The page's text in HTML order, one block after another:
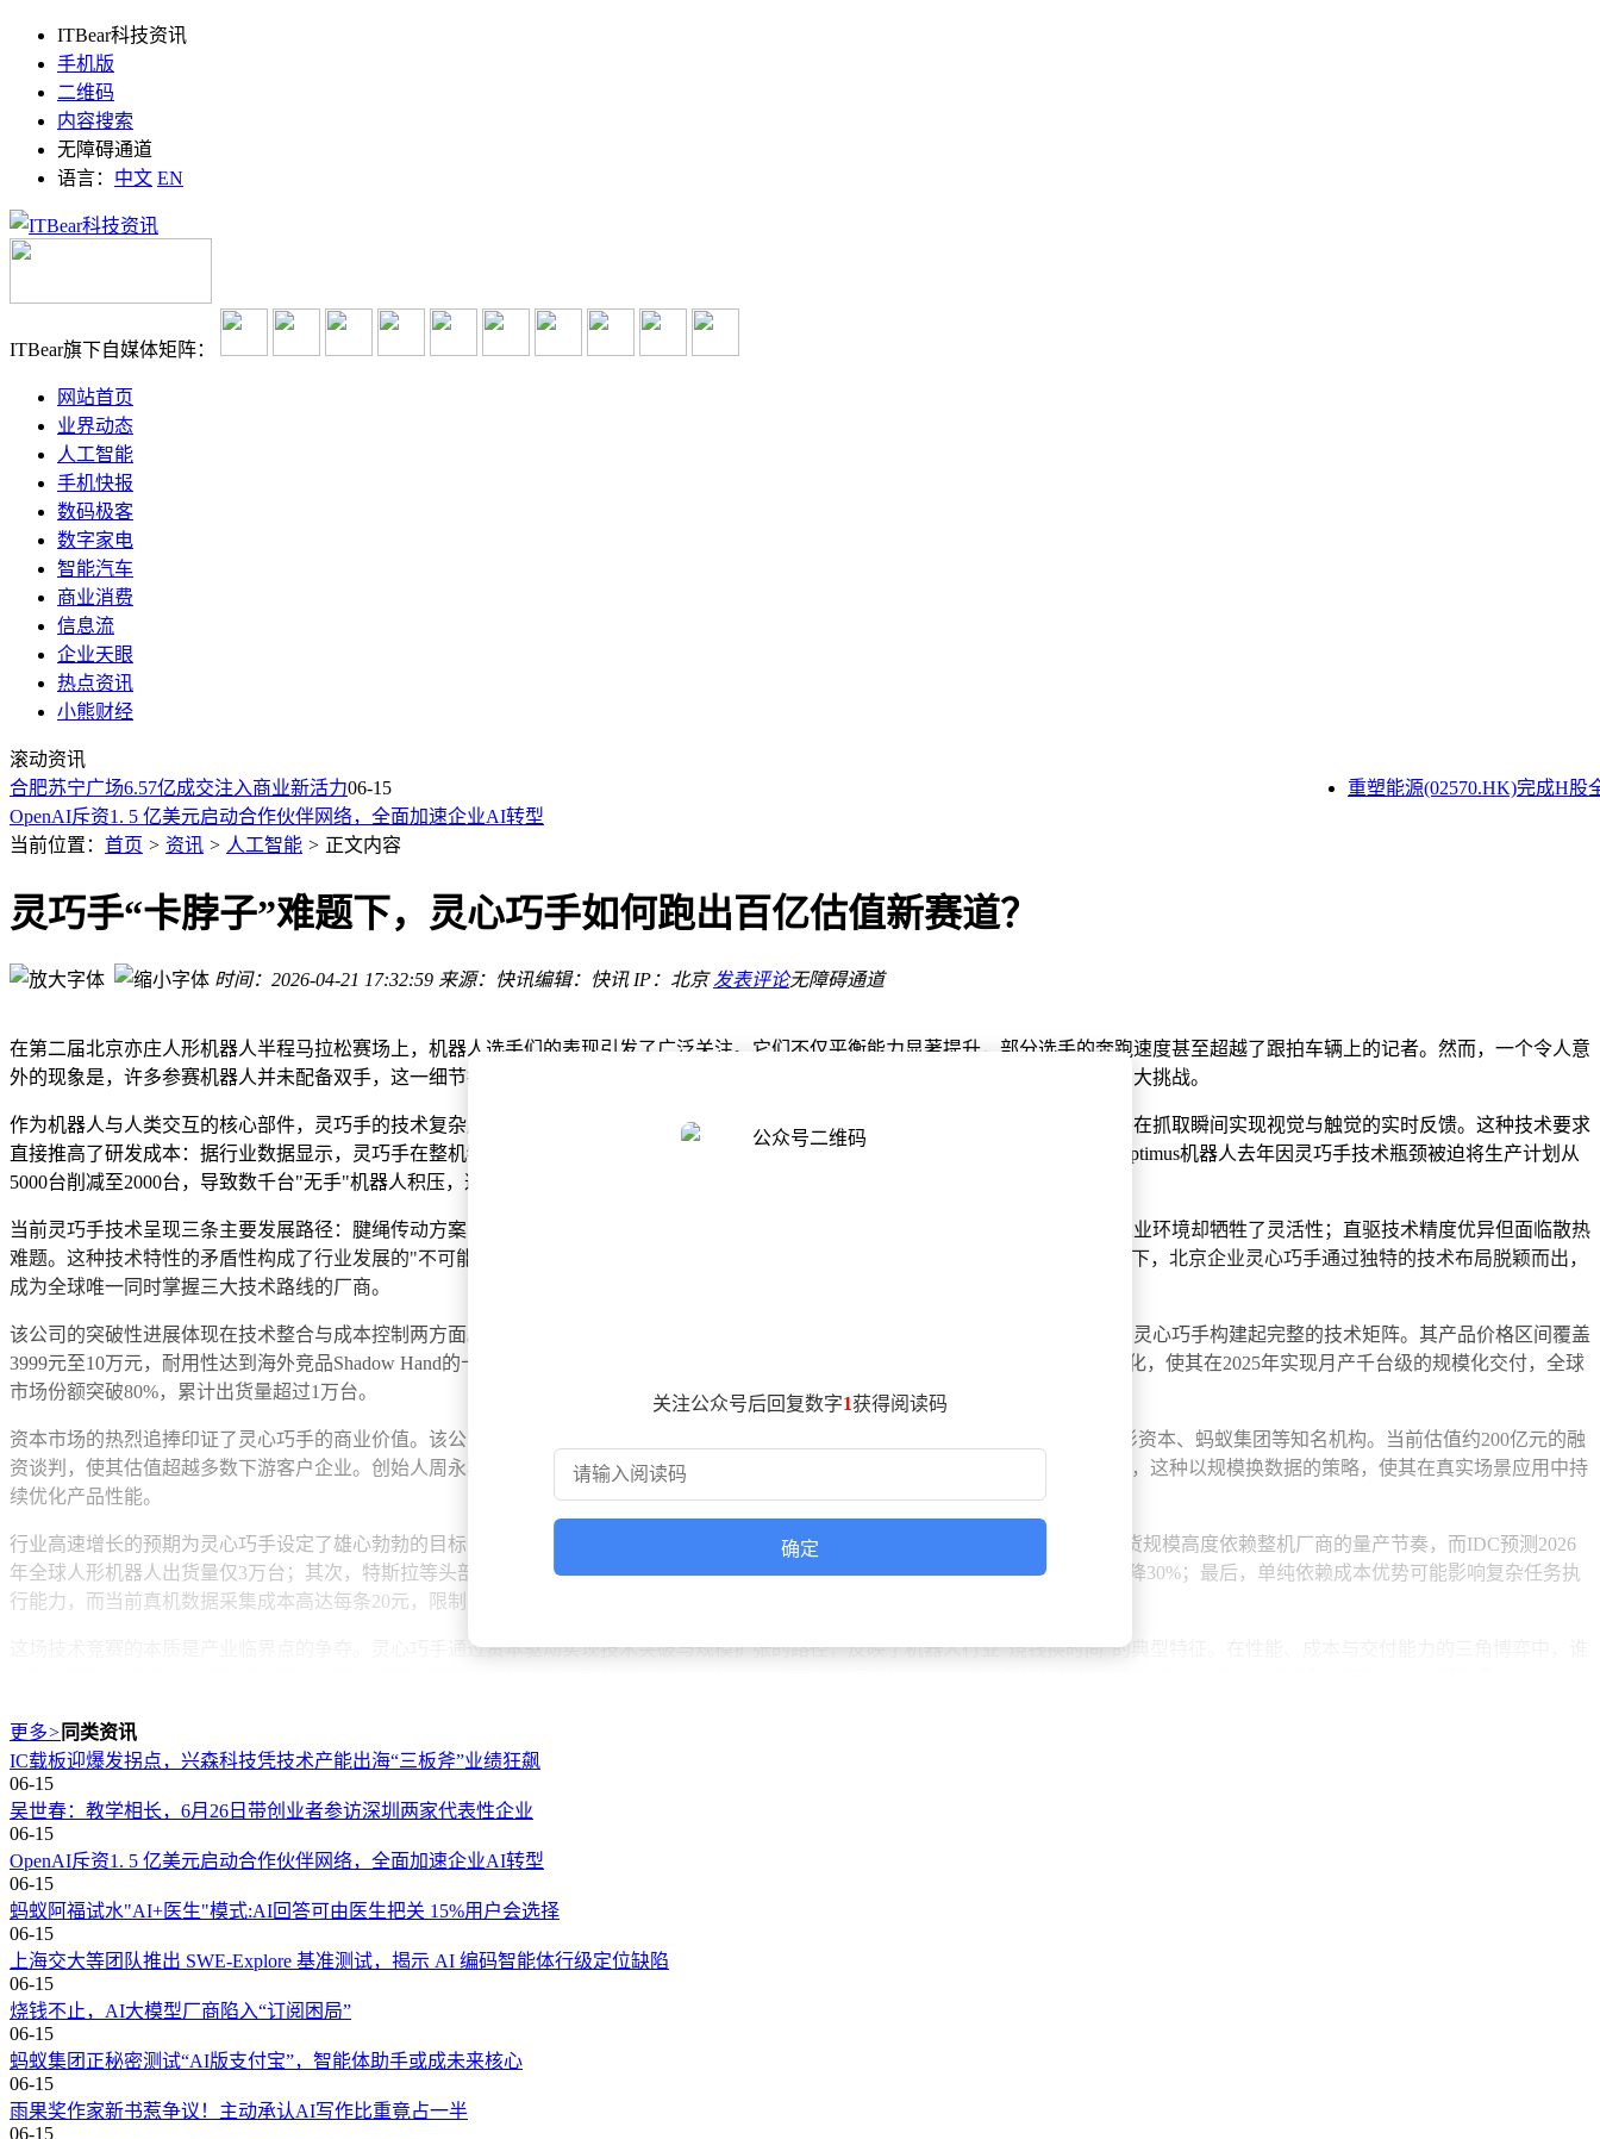
ITBear科技资讯
手机版
二维码
内容搜索
无障碍通道
语言： 中文 EN
ITBear旗下自媒体矩阵：
网站首页
业界动态
人工智能
手机快报
数码极客
数字家电
智能汽车
商业消费
信息流
企业天眼
热点资讯
小熊财经
滚动资讯
苏宁广场6.57亿成交注入商业新活力06-15 重塑能源(02570.HK)完成H股全
IC载板迎爆发拐点，兴森科技凭技术产能出海“三板斧”业绩狂飙
吴世春：教学相长，6月26日带创业者参访深圳两家代表性企业
​OpenAI斥资1. 5 亿美元启动合作伙伴网络，全面加速企业AI转型
蚂蚁阿福试水"AI+医生"模式:AI回答可由医生把关 15%用户会选择
烧钱不止，AI大模型厂商陷入“订阅困局”
蚂蚁集团正秘密测试“AI版支付宝”，智能体助手或成未来核心
雨果奖作家新书惹争议！主动承认AI写作比重竟占一半
全渠道销量夺冠！千问AI眼镜引爆智能穿戴新风口
IC载板迎爆发拐点，兴森科技凭技术产能出海“三板斧”业绩狂飙
当前位置： 首页 > 资讯 > 人工智能 > 正文内容
灵巧手“卡脖子”难题下，灵心巧手如何跑出百亿估值新赛道？
时间：2026-04-21 17:32:59 来源：快讯编辑：快讯 IP：北京 发表评论无障碍通道
在第二届北京亦庄人形机器人半程马拉松赛场上，机器人选手们的表现引发了广泛关注。它们不仅平衡能力显著提升，部分选手的奔跑速度甚至超越了跟拍车辆上的记者。然而，一个令人意
外的现象是，许多参赛机器人并未配备双手，这一细节折射出当前人形机器人领域的技术瓶颈——灵巧手的研发与商业化应用仍面临巨大挑战。
作为机器人与人类交互的核心部件，灵巧手的技术复杂度远超下肢系统。它需要集成微型电机、高精度减速器、触觉传感器等组件，并在抓取瞬间实现视觉与触觉的实时反馈。这种技术要求
直接推高了研发成本：据行业数据显示，灵巧手在整机物料清单中的成本占比已达17.98%，成为制约商业化进程的关键因素。特斯拉Optimus机器人去年因灵巧手技术瓶颈被迫将生产计划从
5000台削减至2000台，导致数千台"无手"机器人积压，这一案例生动展现了技术难题对产业发展的掣肘作用。
当前灵巧手技术呈现三条主要发展路径：腱绳传动方案以柔顺性见长，适合服务场景但存在蠕变风险；连杆传动结构刚度高，适用于工业环境却牺牲了灵活性；直驱技术精度优异但面临散热
难题。这种技术特性的矛盾性构成了行业发展的"不可能三角"，迫使企业必须在灵活度、耐用性与成本之间做出艰难抉择。在这种背景下，北京企业灵心巧手通过独特的技术布局脱颖而出，
成为全球唯一同时掌握三大技术路线的厂商。
该公司的突破性进展体现在技术整合与成本控制两方面。通过组建连杆与腱绳双研发团队，并在2024年扩展至三大技术路线并行开发，灵心巧手构建起完整的技术矩阵。其产品价格区间覆盖
3999元至10万元，耐用性达到海外竞品Shadow Hand的十倍，而售价仅为后者的十分之一。这种性价比优势源于自主研发带来的成本优化，使其在2025年实现月产千台级的规模化交付，全球
市场份额突破80%，累计出货量超过1万台。
资本市场的热烈追捧印证了灵心巧手的商业价值。该公司在一年内完成6轮融资，注册资本从1183万元激增至9.17亿元，投资方包括红杉资本、蚂蚁集团等知名机构。当前估值约200亿元的融
资谈判，使其估值超越多数下游客户企业。创始人周永将成功归因于量产能力与数据积累战略："我们需要百万级的手来收集训练数据"，这种以规模换数据的策略，使其在真实场景应用中持
续优化产品性能。
行业高速增长的预期为灵心巧手设定了雄心勃勃的目标：到2026年实现5万至10万台交付。但这一目标面临多重挑战：首先，灵巧手出货规模高度依赖整机厂商的量产节奏，而IDC预测2026
年全球人形机器人出货量仅3万台；其次，特斯拉等头部企业正在推进灵巧手自研，其Gen3测试版成本已降至5000美元以下，较前代下降30%；最后，单纯依赖成本优势可能影响复杂任务执
行能力，而当前真机数据采集成本高达每条20元，限制了技术迭代速度。
这场技术竞赛的本质是产业临界点的争夺。灵心巧手通过资本驱动实现技术突破与规模扩张的路径，反映了机器人行业"烧钱换时间"的典型特征。在性能、成本与交付能力的三角博弈中，谁
关注公众号后回复数字1获得阅读码
确定
更多> 同类资讯
IC载板迎爆发拐点，兴森科技凭技术产能出海“三板斧”业绩狂飙
06-15
吴世春：教学相长，6月26日带创业者参访深圳两家代表性企业
06-15
​OpenAI斥资1. 5 亿美元启动合作伙伴网络，全面加速企业AI转型
06-15
蚂蚁阿福试水"AI+医生"模式:AI回答可由医生把关 15%用户会选择
06-15
上海交大等团队推出 SWE-Explore 基准测试，揭示 AI 编码智能体行级定位缺陷
06-15
烧钱不止，AI大模型厂商陷入“订阅困局”
06-15
蚂蚁集团正秘密测试“AI版支付宝”，智能体助手或成未来核心
06-15
雨果奖作家新书惹争议！主动承认AI写作比重竟占一半
06-15